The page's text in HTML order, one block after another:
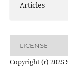
Articles
LICENSE
Copyright (c) 2025